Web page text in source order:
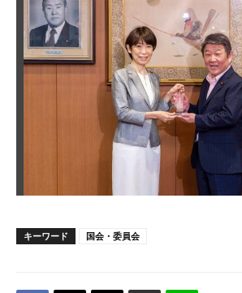
キーワード 国会・委員会